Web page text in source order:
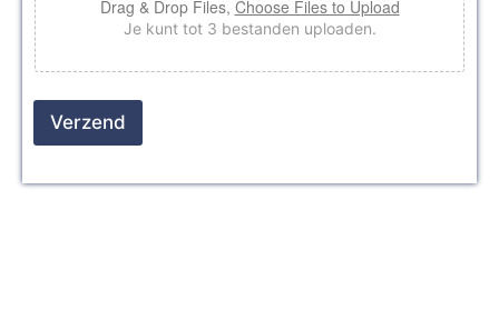
Drag & Drop Files, Choose Files to Upload
Je kunt tot 3 bestanden uploaden.
Verzend